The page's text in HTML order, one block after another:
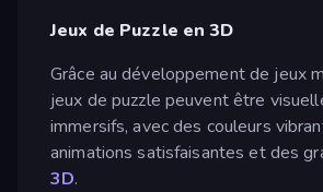
Jeux de Puzzle en 3D
Grâce au développement de jeux
jeux de puzzle peuvent être
immersifs, avec des couleurs
animations satisfaisantes et des
3D.